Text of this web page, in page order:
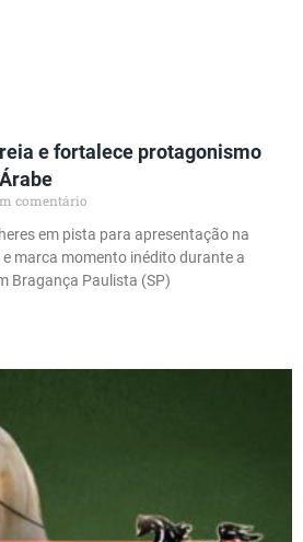
e fortalece protagonismo
comentário
em pista para apresentação na
marca momento inédito durante a
Bragança Paulista (SP)